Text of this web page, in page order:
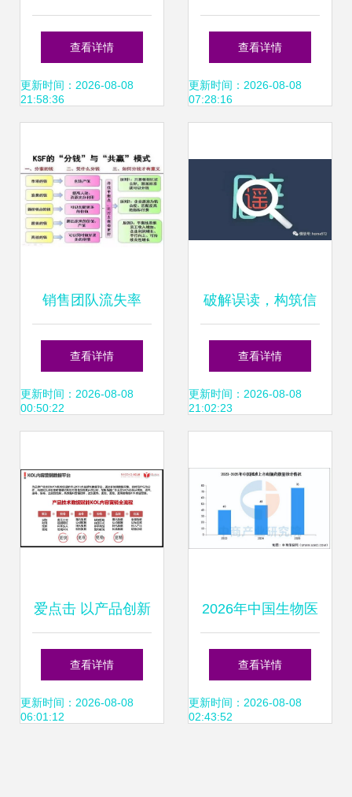
房地产企业销售业
绩top10
查看详情
更新时间：2026-08-08
21:58:36
份（002763）快速
扫描与市场分析
查看详情
更新时间：2026-08-08
07:28:16
销售团队流失率
高、业绩低迷 痛点
剖析与系统化解决
查看详情
更新时间：2026-08-08
00:50:22
破解误读，构筑信
任 杭州楼市一个关
于德清购房群体的
查看详情
更新时间：2026-08-08
21:02:23
爱点击 以产品创新
为翼，以落地实践
为锚——赋能销售
查看详情
更新时间：2026-08-08
06:01:12
2026年中国生物医
药行业市场前景预
测分析 销售业务增
查看详情
更新时间：2026-08-08
02:43:52